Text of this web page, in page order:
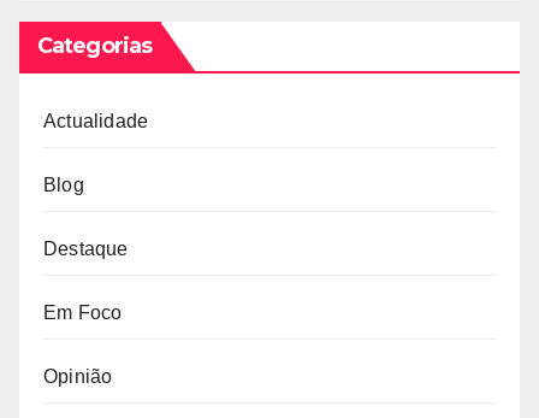
Categorias
Actualidade
Blog
Destaque
Em Foco
Opinião